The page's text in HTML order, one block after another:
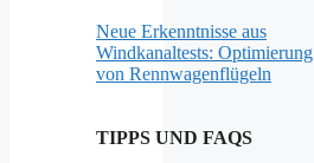
Neue Erkenntnisse aus
Windkanaltests: Optimierung
von Rennwagenflügeln
TIPPS UND FAQS